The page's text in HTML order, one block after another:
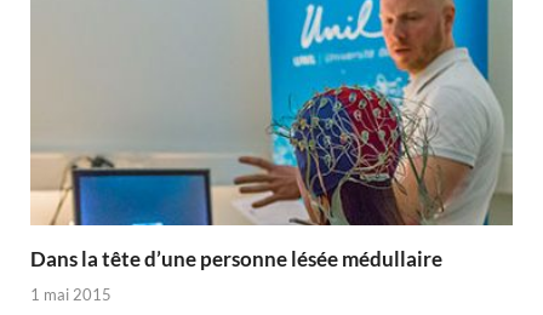
Dans la tête d’une personne lésée médullaire
1 mai 2015